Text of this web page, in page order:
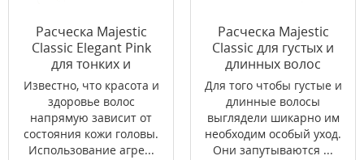
Расческа Majestic
Classic Elegant Pink
для тонких и
ослабленных волос
Известно, что красота и
здоровье волос
напрямую зависит от
состояния кожи головы.
Использование агре...
Расческа Majestic
Classic для густых и
длинных волос
Для того чтобы густые и
длинные волосы
выглядели шикарно им
необходим особый уход.
Они запутываются ...